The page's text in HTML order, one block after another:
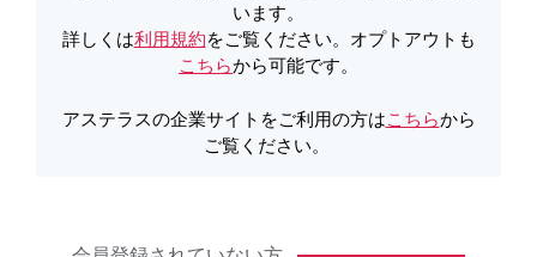
います。
詳しくは利用規約をご覧ください。オプトアウトも
こちらから可能です。
アステラスの企業サイトをご利用の方はこちらから
ご覧ください。